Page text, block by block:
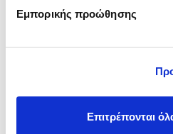
Εμπορικής προώθησης
Επιτρέπονται
Κωδικός 000010624